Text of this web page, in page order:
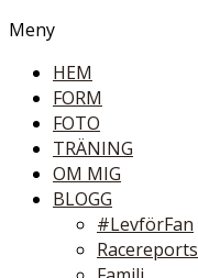
Meny
HEM
FORM
FOTO
TRÄNING
OM MIG
BLOGG
#LevförFan
Racereports